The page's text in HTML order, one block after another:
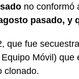
no conformó
pasado, y
que fue
Móvil)
clonado.